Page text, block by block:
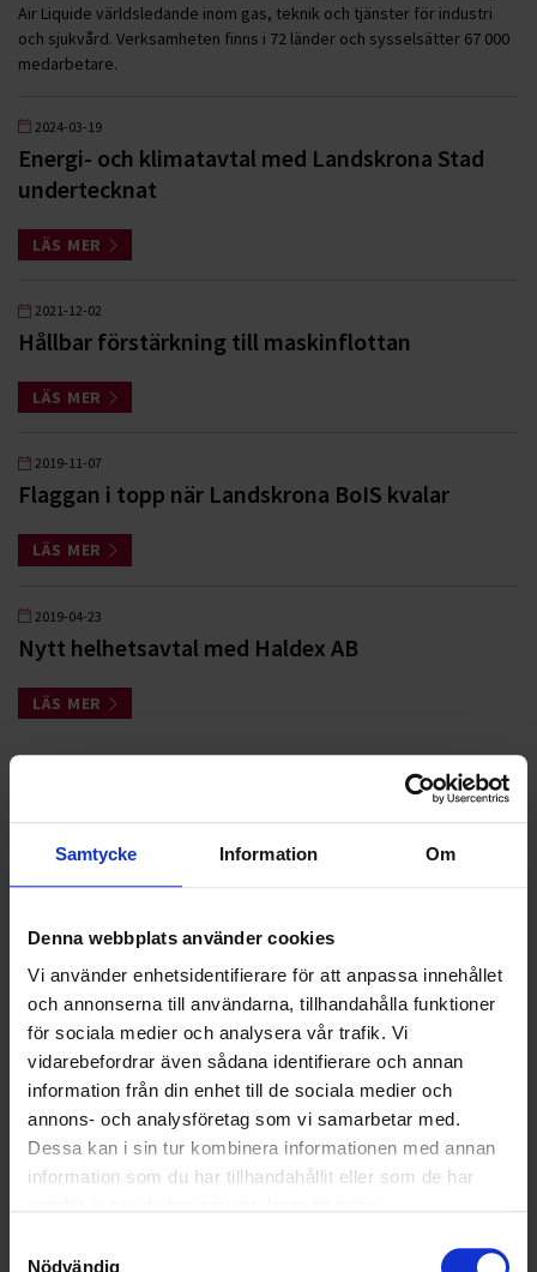
Samtycke Information Om
Denna webbplats använder cookies
Vi använder enhetsidentifierare för att anpassa innehållet
och annonserna till användarna, tillhandahålla funktioner
för sociala medier och analysera vår trafik. Vi
vidarebefordrar även sådana identifierare och annan
information från din enhet till de sociala medier och
annons- och analysföretag som vi samarbetar med.
Dessa kan i sin tur kombinera informationen med annan
information som du har tillhandahållit eller som de har
Nödvändig
Air Liquide världsledande inom gas, teknik och tjänster för industri
och sjukvård. Verksamheten finns i 72 länder och sysselsätter 67 000
medarbetare.
2024-03-19
Energi- och klimatavtal med Landskrona Stad
undertecknat
LÄS MER
2021-12-02
Hållbar förstärkning till maskinflottan
LÄS MER
2019-11-07
Flaggan i topp när Landskrona BoIS kvalar
LÄS MER
2019-04-23
Nytt helhetsavtal med Haldex AB
LÄS MER
HÅLLBARHET
LANDSKRONA
NYA UPPDRAG
OHLSSONS REGION MITT
OHLSSONS REGION SYD